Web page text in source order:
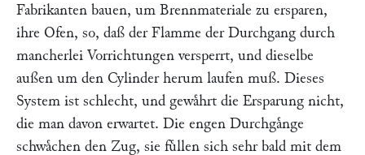
Fabrikanten bauen, um Brennmateriale zu ersparen,
ihre Ofen, so, daß der Flamme der Durchgang durch
mancherlei Vorrichtungen versperrt, und dieselbe
außen um den Cylinder herum laufen muß. Dieses
System ist schlecht, und gewaͤhrt die Ersparung nicht,
die man davon erwartet. Die engen Durchgaͤnge
schwaͤchen den Zug, sie fuͤllen sich sehr bald mit dem